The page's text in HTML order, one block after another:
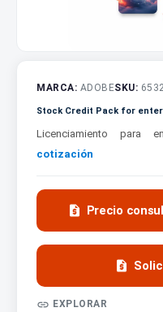
MARCA: ADOBESKU:
Stock Credit Pack for
Licenciamiento para
cotización
 Precio

 EXPLORAR